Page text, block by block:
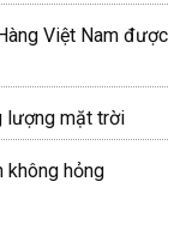
Việt Nam được
lượng mặt trời
không hỏng